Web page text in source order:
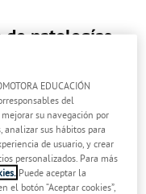
patologías
ofrece un manejo
que puedan aparecer en
de compañía y zoo como
y equipos necesarios
de las patologías
EDUCACIÓN
del
su navegación por
analizar sus hábitos para
de usuario, y crear
personalizados. Para más
Puede aceptar la
el botón “Aceptar cookies”,